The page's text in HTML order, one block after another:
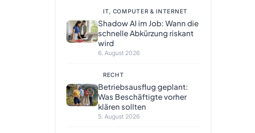
IT, COMPUTER & INTERNET
Shadow AI im Job: Wann die
schnelle Abkürzung riskant
wird
6. August 2026
RECHT
Betriebsausflug geplant:
Was Beschäftigte vorher
klären sollten
5. August 2026